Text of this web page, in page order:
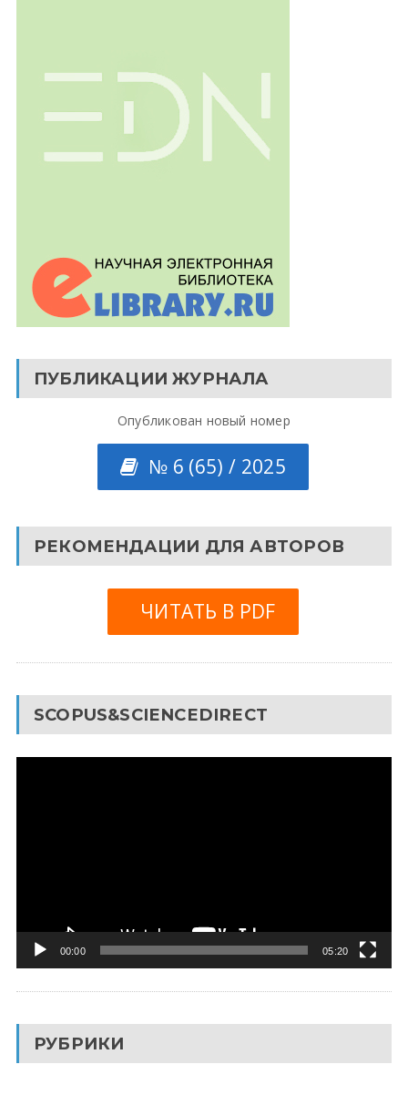
ПУБЛИКАЦИИ ЖУРНАЛА
Опубликован новый номер
№ 6 (65) / 2025
РЕКОМЕНДАЦИИ ДЛЯ АВТОРОВ
ЧИТАТЬ В PDF
SCOPUS&SCIENCEDIRECT
00:00 05:20
РУБРИКИ